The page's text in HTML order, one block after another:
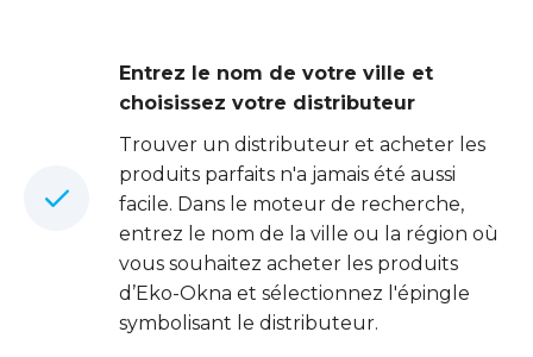
Entrez le nom de votre ville et
choisissez votre distributeur
Trouver un distributeur et acheter les
produits parfaits n'a jamais été aussi
facile. Dans le moteur de recherche,
entrez le nom de la ville ou la région où
vous souhaitez acheter les produits
d’Eko-Okna et sélectionnez l'épingle
symbolisant le distributeur.